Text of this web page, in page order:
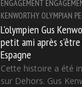
ENGAGEMENT
KENWORTHY OLYMPIAN
L'olympien Gus
petit ami après
Espagne
Cette histoire a été
sur Dehors. Gus